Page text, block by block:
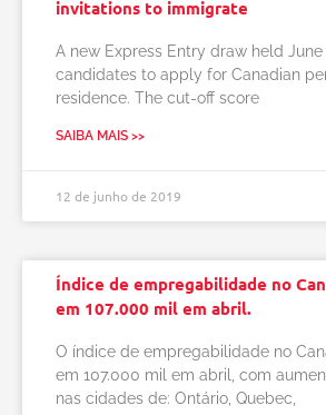
invitations to immigrate
A new Express Entry draw held June
candidates to apply for Canadian
residence. The cut-off score
SAIBA MAIS >>
12 de junho de 2019
Índice de empregabilidade no
em 107.000 mil em abril.
O índice de empregabilidade no
em 107.000 mil em abril, com
nas cidades de: Ontário, Quebec,